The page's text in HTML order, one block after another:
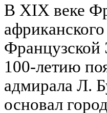
В XIX веке
Французской
100-летию
адмирала Л.
основал